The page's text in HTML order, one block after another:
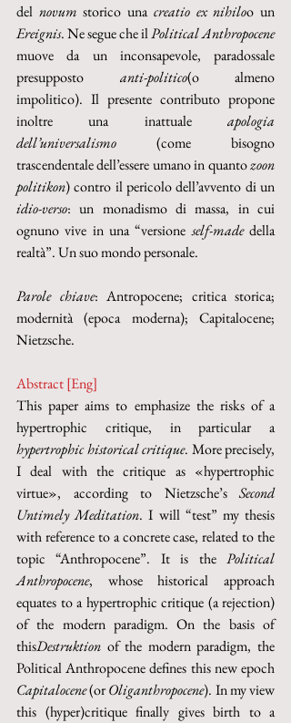
del novum storico una creatio ex nihilo
Ereignis. Ne segue che il Political Anthropocene
muove da un inconsapevole, paradossale
presupposto anti-politico(o almeno
impolitico). Il presente contributo propone
inoltre una inattuale apologia
dell’universalismo (come bisogno
trascendentale dell’essere umano in quanto zoon
politikon
idio-verso: un monadismo di massa, in cui
ognuno vive in una “versione self-made della
realtà”. Un suo mondo personale.
Parole chiave: Antropocene; critica storica;
modernità (epoca moderna); Capitalocene;
Nietzsche.
Abstract [Eng]
This paper aims to emphasize the risks of a
hypertrophic critique, in particular a
hypertrophic historical critique. More precisely,
I deal with the critique as «hypertrophic
virtue», according to Nietzsche’s Second
Untimely Meditation. I will “test” my thesis
with reference to a concrete case, related to the
topic “Anthropocene”. It is the Political
Anthropocene, whose historical approach
equates to a hypertrophic critique (a rejection)
of the modern paradigm. On the basis of
thisDestruktion of the modern paradigm, the
Capitalocene (or Oliganthropocene). In my view
this (hyper)critique finally gives birth to a